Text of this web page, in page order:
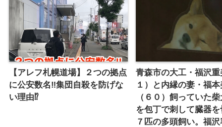
【アレフ札幌道場】２つの拠点
に公安数名‼︎集団自殺を防げな
い理由⁉︎
青森市の大工・福沢
１）と内縁の妻・福
（６０）飼っていた
を包丁で刺して臓器
７匹の多頭飼い。福